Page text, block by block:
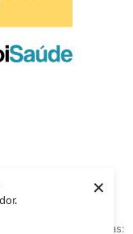
×
3292 - Conheça nossas: